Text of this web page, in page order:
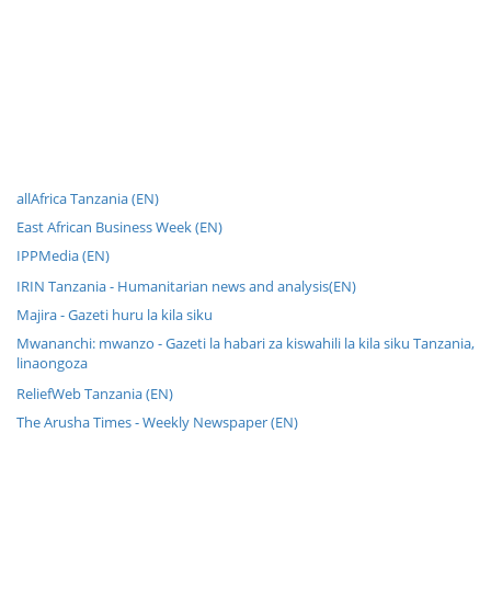
allAfrica Tanzania (EN)
East African Business Week (EN)
IPPMedia (EN)
IRIN Tanzania - Humanitarian news and analysis(EN)
Majira - Gazeti huru la kila siku
Mwananchi: mwanzo - Gazeti la habari za kiswahili la kila siku Tanzania,
linaongoza
ReliefWeb Tanzania (EN)
The Arusha Times - Weekly Newspaper (EN)